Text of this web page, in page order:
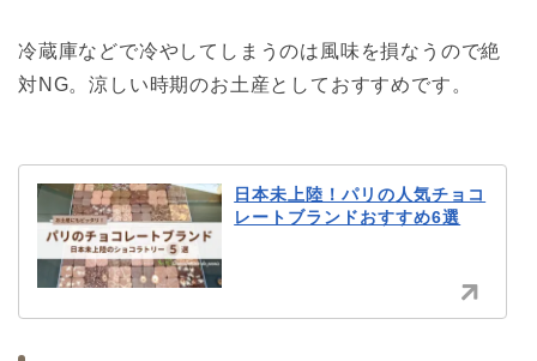
冷蔵庫などで冷やしてしまうのは風味を損なうので絶
対NG。涼しい時期のお土産としておすすめです。
日本未上陸！パリの人気チョコ
レートブランドおすすめ6選